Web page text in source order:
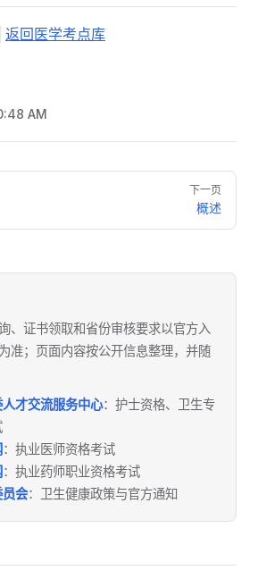
返回医学考点库
AM
下一页
概述
、证书领取和省份审核要求以官方入
准；页面内容按公开信息整理，并随
才交流服务中心：护士资格、卫生专
：执业医师资格考试
：执业药师职业资格考试
员会：卫生健康政策与官方通知